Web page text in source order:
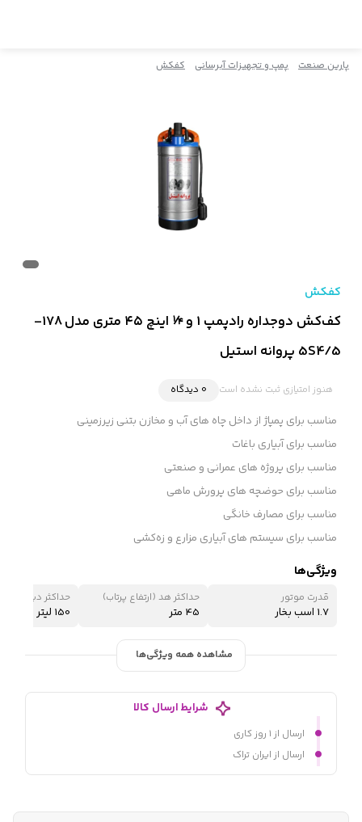
پارین صنعت پمپ و تجهیزات آبرسانی کفکش
کفکش
کف‌کش دوجداره رادپمپ 1 و ¼ اینچ ۴۵ متری مدل 178-
5S4/5 پروانه استیل
هنوز امتیازی ثبت نشده است 0 دیدگاه
مناسب برای پمپاژ از داخل چاه های آب و مخازن بتنی زیرزمینی
مناسب برای آبیاری باغات
مناسب برای پروژه های عمرانی و صنعتی
مناسب برای حوضچه های پرورش ماهی
مناسب برای مصارف خانگی
مناسب برای سیستم های آبیاری مزارع و زه‌کشی
ویژگی‌ها
قدرت موتور
1.7 اسب بخار
حداکثر هد (ارتفاع پرتاب)
45 متر
حداکثر دبی
150 لیتر در دقیقه
مشاهده همه ویژگی‌ها
شرایط ارسال کالا
ارسال از ۱ روز کاری
ارسال از ایران تراک